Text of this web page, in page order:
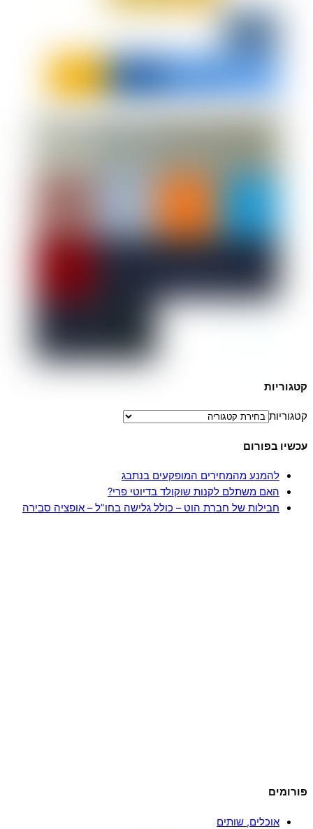
קטגוריות
קטגוריות
עכשיו בפורום
להמנע מהמחירים המופקעים בנתבג
האם משתלם לקנות שוקולד בדיוטי פרי?
חבילות של חברת הוט – כולל גלישה בחו”ל – אופציה סבירה
פורומים
אוכלים, שותים